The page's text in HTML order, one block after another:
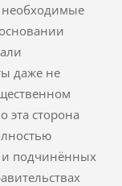
необходимые
даже не
сторона
подчинённых